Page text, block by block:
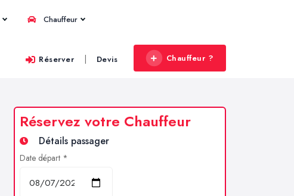
Chauffeur
Réserver | Devis Chauffeur ?
Réservez votre Chauffeur
Détails passager
Date départ *